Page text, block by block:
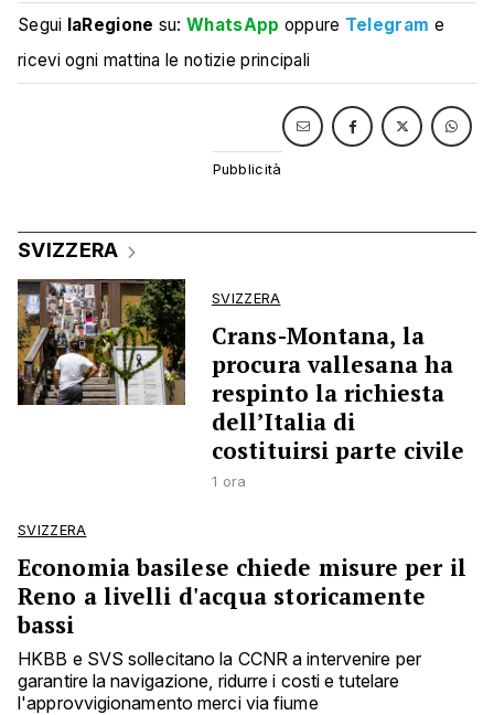
Segui laRegione su:WhatsApp oppure Telegram e
ricevi ogni mattina le notizie principali
SVIZZERA
SVIZZERA
Crans-Montana, la
procura vallesana ha
respinto la richiesta
dell’Italia di
costituirsi parte civile
1 ora
SVIZZERA
Economia basilese chiede misure per il
Reno a livelli d'acqua storicamente
bassi
HKBB e SVS sollecitano la CCNR a intervenire per
garantire la navigazione, ridurre i costi e tutelare
l'approvvigionamento merci via fiume